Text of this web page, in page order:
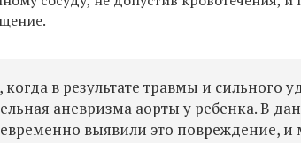
в результате травмы и сильного
аневризма аорты у ребенка. В
выявили это повреждение, и